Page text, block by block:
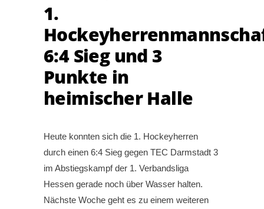
1.
6:4 Sieg und 3
Punkte in
heimischer Halle
Heute konnten sich die 1. Hockeyherren
durch einen 6:4 Sieg gegen TEC Darmstadt 3
im Abstiegskampf der 1. Verbandsliga
Hessen gerade noch über Wasser halten.
Nächste Woche geht es zu einem weiteren